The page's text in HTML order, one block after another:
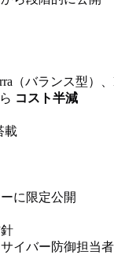
（バランス型）
コスト半減
載
に限定公開
イバー防御担当